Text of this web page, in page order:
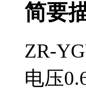
简要描
ZR-
电压